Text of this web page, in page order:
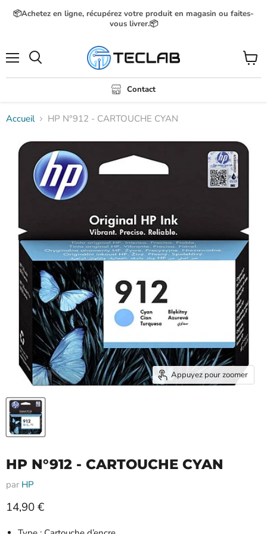
📦Achetez en ligne, récupérez votre produit en magasin ou faites-
vous livrer.📦
Contact
Voir
le
Accueil HP N°912 - CARTOUCHE CYAN
Appuyez pour zoomer
HP N°912 - CARTOUCHE CYAN
par HP
Prix actuel
14,90 €